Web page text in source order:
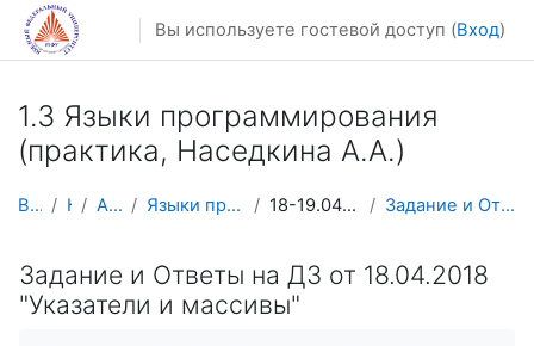
Перейти к основному содержанию
Вы используете гостевой доступ (Вход)
1.3 Языки программирования
(практика, Наседкина А.А.)
В начало Курсы Архив курсов Языки программирования Наседкина АА 18-19.04.2018. Динамические массивы Задание и Ответы на ДЗ от 18.04.2018 "Указатели и ...
Задание и Ответы на ДЗ от 18.04.2018
"Указатели и массивы"